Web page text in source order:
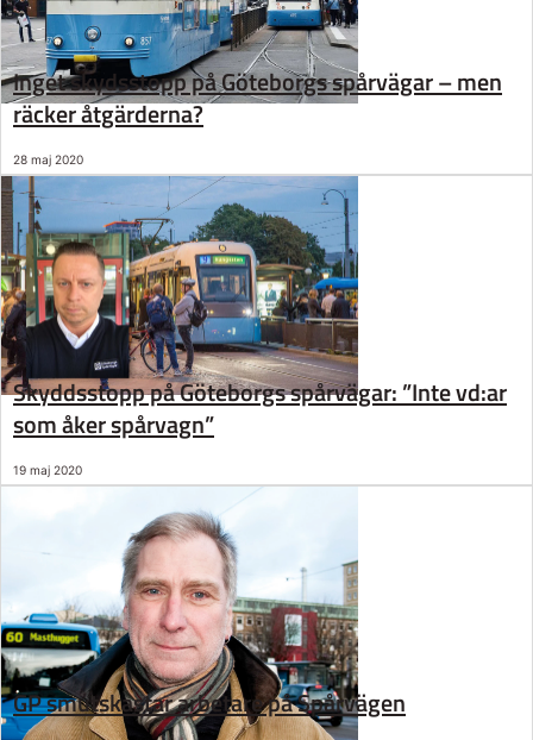
Inget skydsstopp på Göteborgs spårvägar – men
räcker åtgärderna?
28 maj 2020
Skyddsstopp på Göteborgs spårvägar: ”Inte vd:ar
som åker spårvagn”
19 maj 2020
GP smutskastar arbetare på Spårvägen